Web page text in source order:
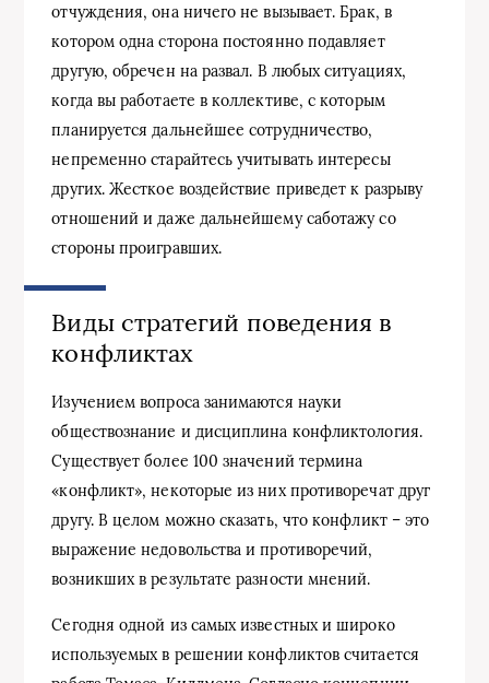
отчуждения, она ничего не вызывает. Брак, в
котором одна сторона постоянно подавляет
другую, обречен на развал. В любых ситуациях,
когда вы работаете в коллективе, с которым
планируется дальнейшее сотрудничество,
непременно старайтесь учитывать интересы
других. Жесткое воздействие приведет к разрыву
отношений и даже дальнейшему саботажу со
стороны проигравших.
Виды стратегий поведения в
конфликтах
Изучением вопроса занимаются науки
обществознание и дисциплина конфликтология.
Существует более 100 значений термина
«конфликт», некоторые из них противоречат друг
другу. В целом можно сказать, что конфликт – это
выражение недовольства и противоречий,
возникших в результате разности мнений.
Сегодня одной из самых известных и широко
используемых в решении конфликтов считается